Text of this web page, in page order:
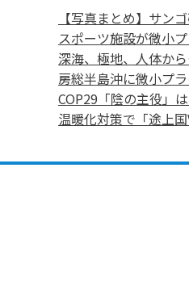
【写真まとめ】サン
スポーツ施設が微小
深海、極地、人体か
房総半島沖に微小プ
COP29「陰の主役」
温暖化対策で「途上